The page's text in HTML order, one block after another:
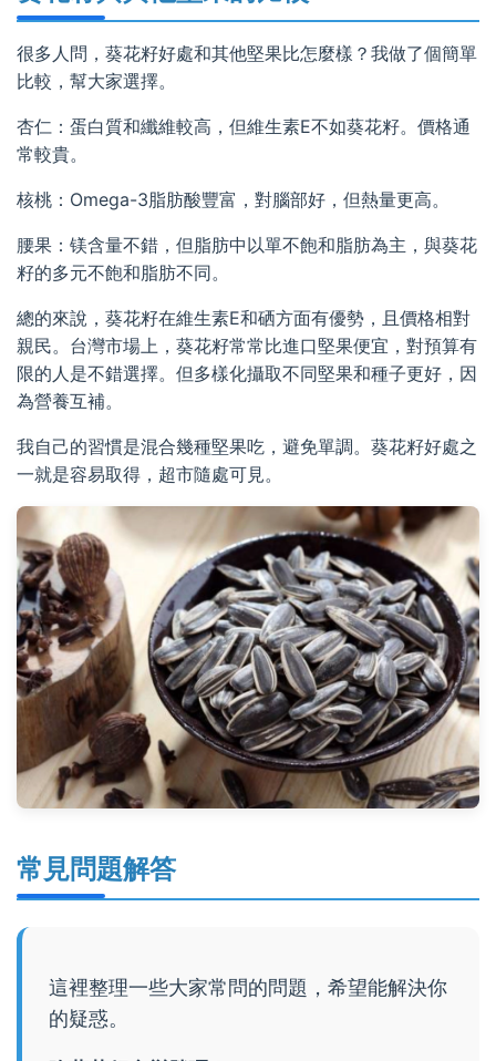
很多人問，葵花籽好處和其他堅果比怎麼樣？我做了個簡單
比較，幫大家選擇。
杏仁：蛋白質和纖維較高，但維生素E不如葵花籽。價格通
常較貴。
核桃：Omega-3脂肪酸豐富，對腦部好，但熱量更高。
腰果：镁含量不錯，但脂肪中以單不飽和脂肪為主，與葵花
籽的多元不飽和脂肪不同。
總的來說，葵花籽在維生素E和硒方面有優勢，且價格相對
親民。台灣市場上，葵花籽常常比進口堅果便宜，對預算有
限的人是不錯選擇。但多樣化攝取不同堅果和種子更好，因
為營養互補。
我自己的習慣是混合幾種堅果吃，避免單調。葵花籽好處之
一就是容易取得，超市隨處可見。
常見問題解答
這裡整理一些大家常問的問題，希望能解決你
的疑惑。